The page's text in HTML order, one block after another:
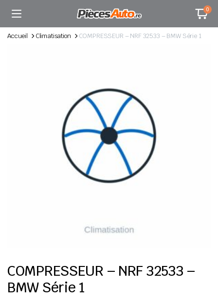
0
Accueil Climatisation COMPRESSEUR – NRF 32533 – BMW Série 1
COMPRESSEUR – NRF 32533 –
BMW Série 1